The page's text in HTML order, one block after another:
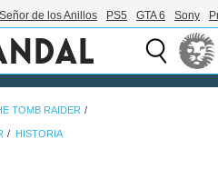
de los Anillos PS5 GTA 6 Sony
TOMB RAIDER
HISTORIA